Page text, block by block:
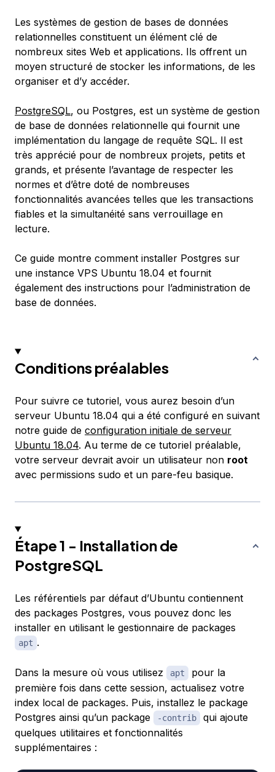
Les systèmes de gestion de bases de données
relationnelles constituent un élément clé de
nombreux sites Web et applications. Ils offrent un
moyen structuré de stocker les informations, de les
organiser et d’y accéder.
PostgreSQL, ou Postgres, est un système de gestion
de base de données relationnelle qui fournit une
implémentation du langage de requête SQL. Il est
très apprécié pour de nombreux projets, petits et
grands, et présente l’avantage de respecter les
normes et d’être doté de nombreuses
fonctionnalités avancées telles que les transactions
fiables et la simultanéité sans verrouillage en
lecture.
Ce guide montre comment installer Postgres sur
une instance VPS Ubuntu 18.04 et fournit
également des instructions pour l’administration de
base de données.
Conditions préalables
Pour suivre ce tutoriel, vous aurez besoin d’un
serveur Ubuntu 18.04 qui a été configuré en suivant
notre guide de configuration initiale de serveur
Ubuntu 18.04. Au terme de ce tutoriel préalable,
votre serveur devrait avoir un utilisateur non root
avec permissions sudo et un pare-feu basique.
Étape 1 - Installation de
PostgreSQL
Les référentiels par défaut d’Ubuntu contiennent
des packages Postgres, vous pouvez donc les
installer en utilisant le gestionnaire de packages
apt .
Dans la mesure où vous utilisez apt
pour la
première fois dans cette session, actualisez votre
index local de packages. Puis, installez le package
Postgres ainsi qu’un package
-contrib
qui ajoute
quelques utilitaires et fonctionnalités
supplémentaires :